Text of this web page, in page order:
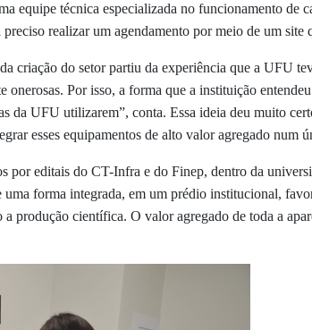
equipe técnica especializada no funcionamento de
realizar um agendamento por meio de um
criação do setor partiu da experiência que a UFU
Por isso, a forma que a instituição
da UFU utilizarem”, conta. Essa ideia deu muito
esses equipamentos de alto valor agregado num
por editais do CT-Infra e do Finep, dentro da
uma forma integrada, em um prédio institucional,
produção científica. O valor agregado de toda a